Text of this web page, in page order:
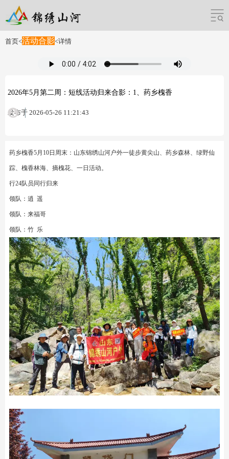
首页<活动合影<详情
2026年5月第二周：短线活动归来合影：1、药乡槐香
发布于 2026-05-26 11:21:43
药乡槐香5月10日周末：山东锦绣山河户外一徒步黄尖山、药乡森林、绿野仙
踪、槐香林海、摘槐花、一日活动。
行24队员同行归来
领队：逍 遥
领队：来福哥
领队：竹 乐